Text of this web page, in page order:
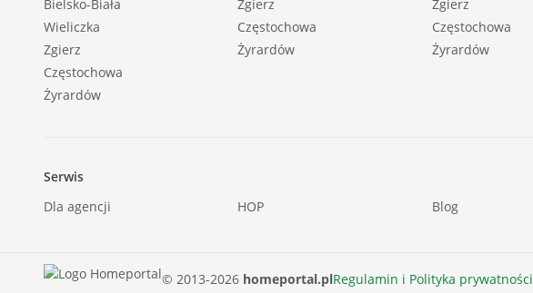
Kanalizacja: miejska |
Komunikacja publ.: bus |
Okna: PCV |
Instalacje: nowe |
Ukształtowanie działki: płaska |
Rodzaj domu: wolnostojący |
Pokrycie dachu: dachówka ceramiczna |
Bielsko-Biała
Wieliczka
Zgierz
Częstochowa
Żyrardów
Zgierz
Częstochowa
Żyrardów
Zgierz
Częstochowa
Żyrardów
Serwis
Dla agencji
HOP Blog
© 2013-2026 homeportal.plRegulamin i Polityka prywatności